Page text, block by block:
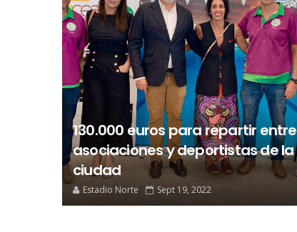
130.000 euros para repartir entre
asociaciones y deportistas de la
ciudad
Estadio Norte Sept 19, 2022